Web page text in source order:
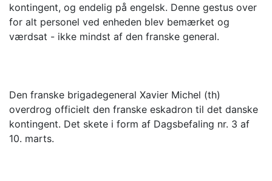
kontingent, og endelig på engelsk. Denne gestus over
for alt personel ved enheden blev bemærket og
værdsat - ikke mindst af den franske general.
Den franske brigadegeneral Xavier Michel (th)
overdrog officielt den franske eskadron til det danske
kontingent. Det skete i form af Dagsbefaling nr. 3 af
10. marts.